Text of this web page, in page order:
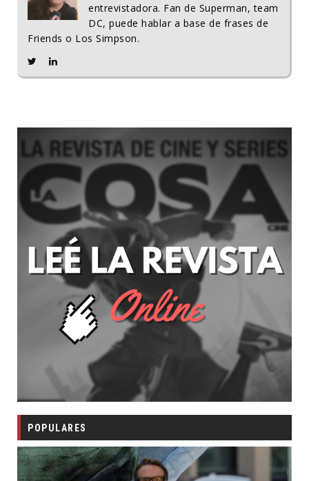
entrevistadora. Fan de Superman, team
DC, puede hablar a base de frases de
Friends o Los Simpson.
POPULARES